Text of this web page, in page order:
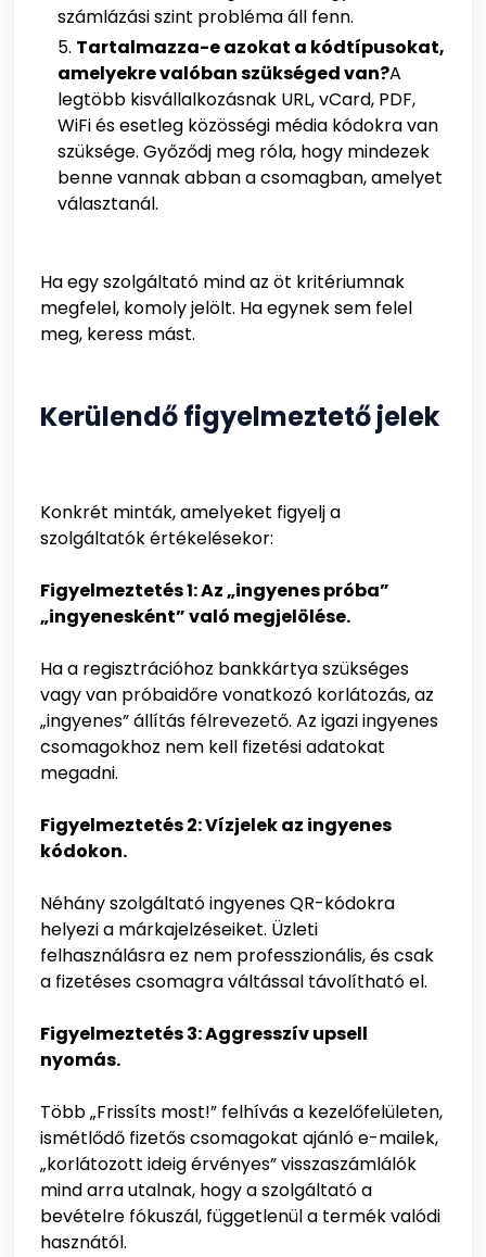
számlázási szint probléma áll fenn.
Tartalmazza-e azokat a kódtípusokat,
amelyekre valóban szükséged van?A
legtöbb kisvállalkozásnak URL, vCard, PDF,
WiFi és esetleg közösségi média kódokra van
szüksége. Győződj meg róla, hogy mindezek
benne vannak abban a csomagban, amelyet
választanál.
Ha egy szolgáltató mind az öt kritériumnak
megfelel, komoly jelölt. Ha egynek sem felel
meg, keress mást.
Kerülendő figyelmeztető jelek
Konkrét minták, amelyeket figyelj a
szolgáltatók értékelésekor:
Figyelmeztetés 1: Az „ingyenes próba”
„ingyenesként” való megjelölése.
Ha a regisztrációhoz bankkártya szükséges
vagy van próbaidőre vonatkozó korlátozás, az
„ingyenes” állítás félrevezető. Az igazi ingyenes
csomagokhoz nem kell fizetési adatokat
megadni.
Figyelmeztetés 2: Vízjelek az ingyenes
kódokon.
Néhány szolgáltató ingyenes QR-kódokra
helyezi a márkajelzéseiket. Üzleti
felhasználásra ez nem professzionális, és csak
a fizetéses csomagra váltással távolítható el.
Figyelmeztetés 3: Aggresszív upsell
nyomás.
Több „Frissíts most!” felhívás a kezelőfelületen,
ismétlődő fizetős csomagokat ajánló e-mailek,
„korlátozott ideig érvényes” visszaszámlálók
mind arra utalnak, hogy a szolgáltató a
bevételre fókuszál, függetlenül a termék valódi
hasznától.